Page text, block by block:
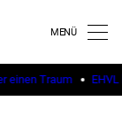
einen Traum